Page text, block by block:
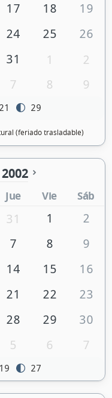
17 18
19
24 25
26
31 1
2
7 8 9
29
(feriado trasladable)
Jue Vie Sáb
31 1
2
7 8
9
14 15
16
21 22
23
28 29
30
5 6 7
27